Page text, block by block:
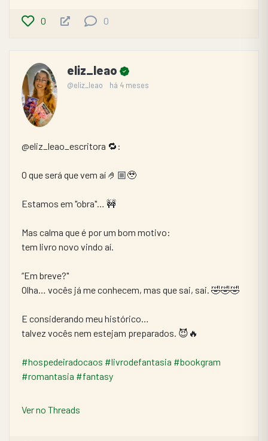
0 0
eliz_leao
@eliz_leao há 4 meses
@eliz_leao_escritora 🔁:
O que será que vem aí 🤌🏼🥹
Estamos em "obra"… 🚧
Mas calma que é por um bom motivo:
tem livro novo vindo aí.
“Em breve?"
Olha… vocês já me conhecem, mas que sai, sai. 🤣🤣🤣
E considerando meu histórico…
talvez vocês nem estejam preparados. 😈🔥
#hospedeiradocaos #livrodefantasia #bookgram
#romantasia #fantasy
Ver no Threads